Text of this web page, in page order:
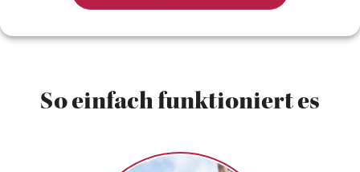
So einfach funktioniert es